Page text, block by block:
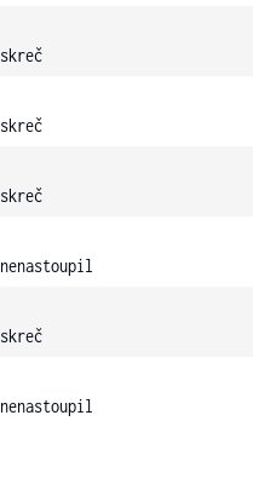
skreč
skreč
skreč
nenastoupil
skreč
nenastoupil